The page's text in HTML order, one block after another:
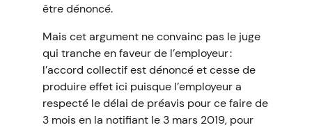
être dénoncé.
Mais cet argument ne convainc pas le juge
qui tranche en faveur de l’employeur :
l’accord collectif est dénoncé et cesse de
produire effet ici puisque l’employeur a
respecté le délai de préavis pour ce faire de
3 mois en la notifiant le 3 mars 2019, pour